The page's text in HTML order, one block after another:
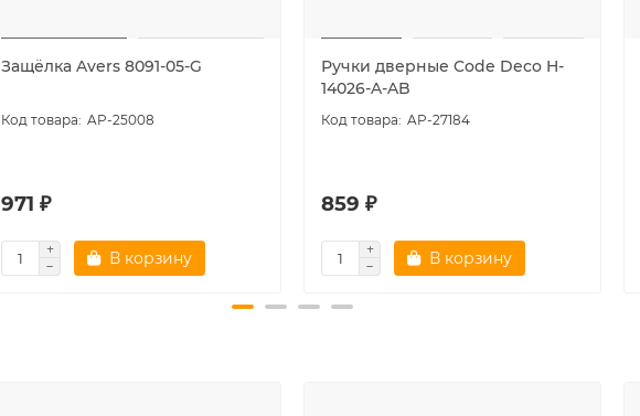
Защёлка Avers 8091-05-G
AP-25008
971 ₽
В корзину
Ручки дверные Code Deco H-
14026-A-AB
AP-27184
859 ₽
В корзину